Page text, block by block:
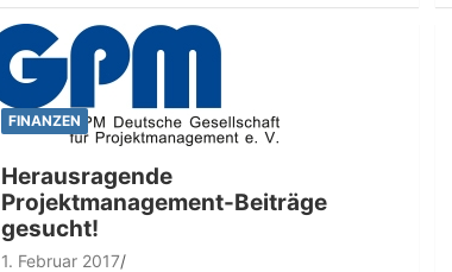
FINANZEN
Herausragende
Projektmanagement-Beiträge
gesucht!
1. Februar 2017